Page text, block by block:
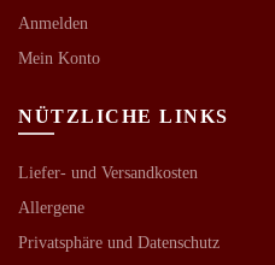
Anmelden
Mein Konto
NÜTZLICHE LINKS
Liefer- und Versandkosten
Allergene
Privatsphäre und Datenschutz